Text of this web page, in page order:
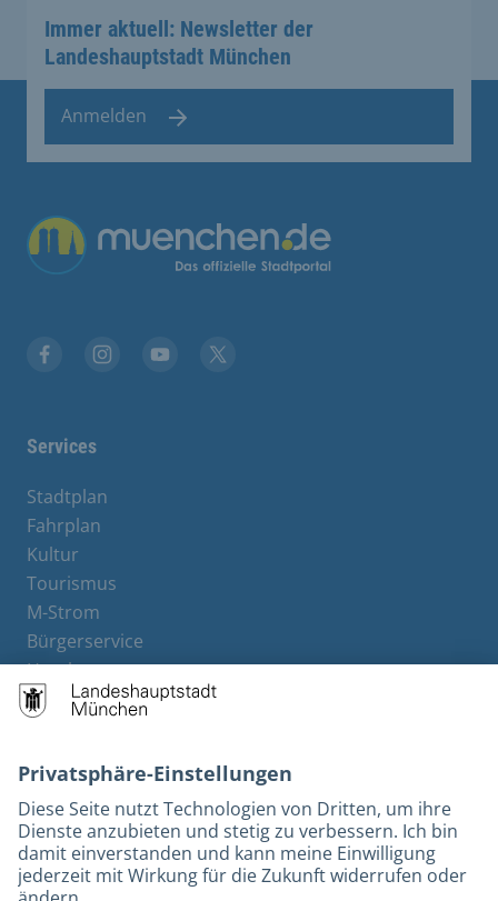
Immer aktuell: Newsletter der
Landeshauptstadt München
Anmelden
Services
Stadtplan
Fahrplan
Kultur
Tourismus
M-Strom
Bürgerservice
Hotels
Barrierefreiheit
Leichte Sprache
Gebärdensprache
Datenschutz